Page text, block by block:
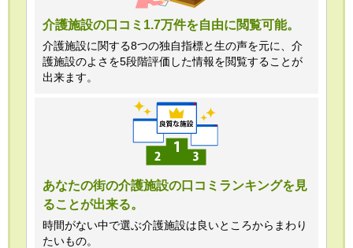
介護施設の口コミ1.7万件を自由に閲覧可能。
介護施設に関する8つの独自指標と生の声を元に、介
護施設のよさを5段階評価した情報を閲覧することが
出来ます。
あなたの街の介護施設の口コミランキングを見
ることが出来る。
時間がない中で選ぶ介護施設は良いところからまわり
たいもの。